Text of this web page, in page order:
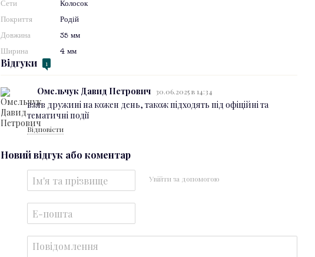
Сети Колосок
Покриття Родій
Довжина 35 мм
Ширина 4 мм
Відгуки 1
Омельчук Давид Петрович 30.06.2025 в 14:34
взяв дружині на кожен день, також підходять під офіційні та
тематичні події
Відповісти
Новий відгук або коментар
Увійти за допомогою